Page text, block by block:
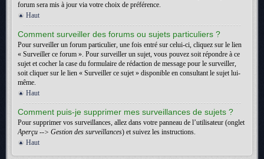
forum sera mis à jour via votre choix de préférence.
Haut
Comment surveiller des forums ou sujets particuliers ?
Pour surveiller un forum particulier, une fois entré sur celui-ci, cliquez sur le lien
« Surveiller ce forum ». Pour surveiller un sujet, vous pouvez soit répondre à ce
sujet et cocher la case du formulaire de rédaction de message pour le surveiller,
soit cliquer sur le lien « Surveiller ce sujet » disponible en consultant le sujet lui-
même.
Haut
Comment puis-je supprimer mes surveillances de sujets ?
Pour supprimer vos surveillances, allez dans votre panneau de l’utilisateur (onglet
Aperçu --> Gestion des surveillances) et suivez les instructions.
Haut